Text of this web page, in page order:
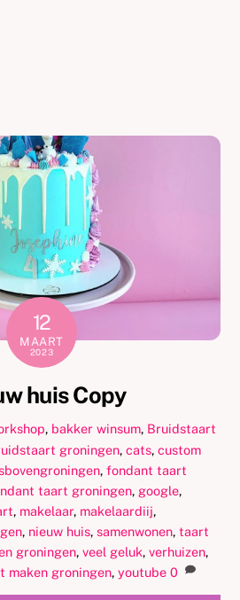
12
MAART
2023
huis Copy
, bakker winsum, Bruidstaart
groningen,cats,custom
,fondant taart
taart groningen, google,
, makelaar, makelaardiij,
, nieuw huis,samenwonen,taart
groningen,veel geluk,verhuizen,
maken groningen,youtube 0